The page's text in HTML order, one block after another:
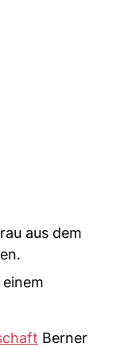
aus dem
Berner